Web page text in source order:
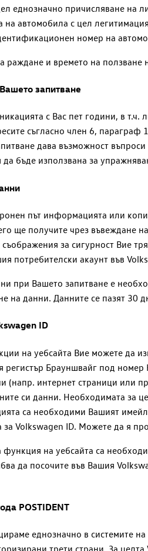
еднозначно причисляване на
на автомобила с цел
номер на
раждане и времето на ползване
запитване
с Вас пет години, в
съгласно член 6, параграф
дава възможност
бъде използвана за
път информацията или
ще получите чрез въвеждане
съображения за сигурност Вие
потребителски акаунт във
при Вашето запитване е
на данни. Данните се пазят 30
ID
на уебсайта Вие можете да
регистър Брауншвайг под номер
(напр. интернет страници или
си данни. Необходимата за
са необходими Вашият
за Volkswagen ID. Можете да я
функция на уебсайта са
да посочите във Вашия
POSTIDENT
еднозначно в системите на